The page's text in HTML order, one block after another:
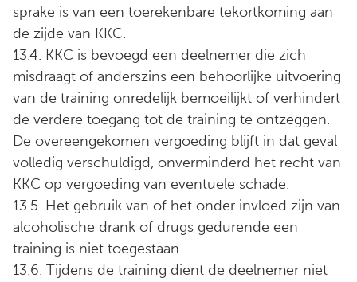
sprake is van een toerekenbare tekortkoming aan
de zijde van KKC.
13.4. KKC is bevoegd een deelnemer die zich
misdraagt of anderszins een behoorlijke uitvoering
van de training onredelijk bemoeilijkt of verhindert
de verdere toegang tot de training te ontzeggen.
De overeengekomen vergoeding blijft in dat geval
volledig verschuldigd, onverminderd het recht van
KKC op vergoeding van eventuele schade.
13.5. Het gebruik van of het onder invloed zijn van
alcoholische drank of drugs gedurende een
training is niet toegestaan.
13.6. Tijdens de training dient de deelnemer niet